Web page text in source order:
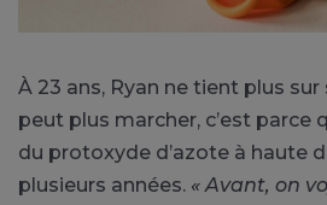
À 23 ans, Ryan ne tient plus sur
peut plus marcher, c’est parce
du protoxyde d’azote à haute
plusieurs années. « Avant, on